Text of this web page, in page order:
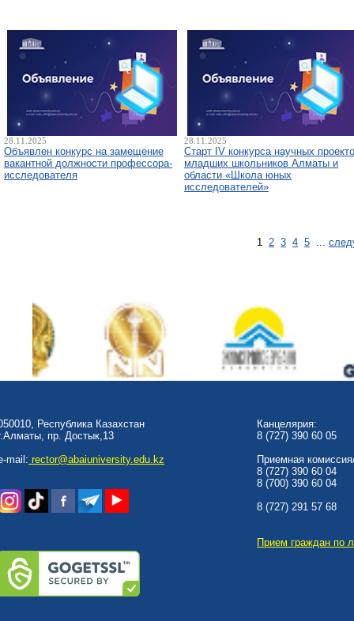
28.11.2025
Объявлен конкурс на замещение
вакантной должности профессора-
исследователя
28.11.2025
Старт IV конкурса научных
младших школьников Алматы и
области «Школа юных
исследователей»
1 2 3 4 5 ...
Республика Казахстан
пр. Достык,13
mail: rector@abaiuniversity.edu.kz
Канцелярия:
8 (727) 390 60 05
Приемная
8 (727) 390 60 04
8 (700) 390 60 04
8 (727) 291 57 68
Прием граждан по